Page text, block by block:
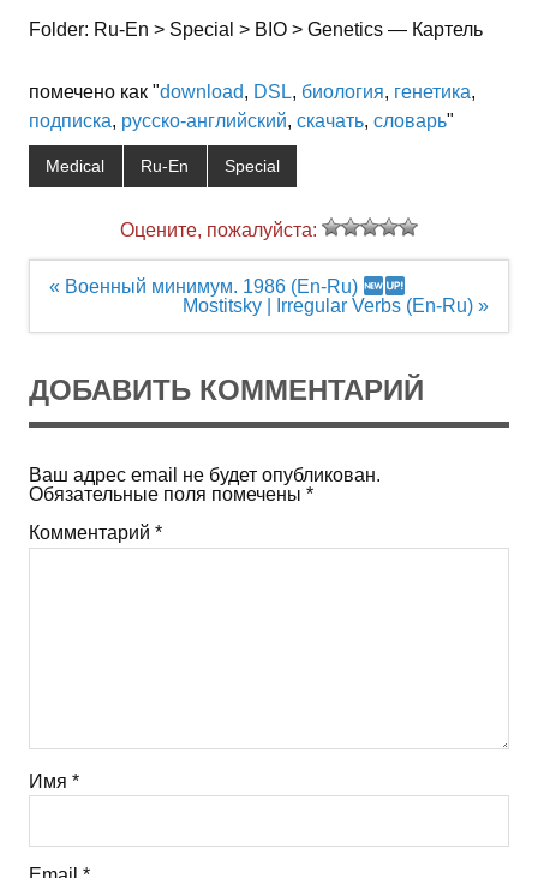
Folder: Ru-En > Special > BIO > Genetics — Картель
помечено как "download, DSL, биология, генетика,
подписка, русско-английский, скачать, словарь"
Medical Ru-En Special
Оцените, пожалуйста:
Навигация
« Военный минимум. 1986 (En-Ru)
Mostitsky | Irregular Verbs (En-Ru) »
ДОБАВИТЬ КОММЕНТАРИЙ
Ваш адрес email не будет опубликован.
Обязательные поля помечены *
Комментарий *
Имя *